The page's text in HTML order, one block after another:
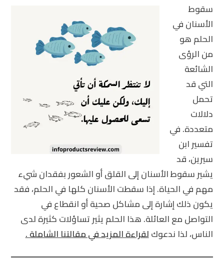
سقوط
الأسنان في
الحلم هو
من الرؤى
الشائعة
التي قد
تحمل
دلالات
متعددة. في
تفسير ابن
سيرين، قد
يشير سقوط الأسنان إلى القلق أو الشعور بفقدان شيء
مهم في الحياة. إذا سقطت الأسنان كلها في الحلم، فقد
يكون ذلك إشارة إلى مشاكل صحية أو انقطاع في
التواصل مع العائلة. هذا الحلم يثير تساؤلات كثيرة لدى
الناس، لذا ندعوكلقراءة المزيد في مقالتنا الشاملة .